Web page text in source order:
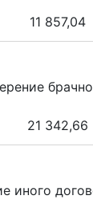
11 857,04
21 342,66
иного